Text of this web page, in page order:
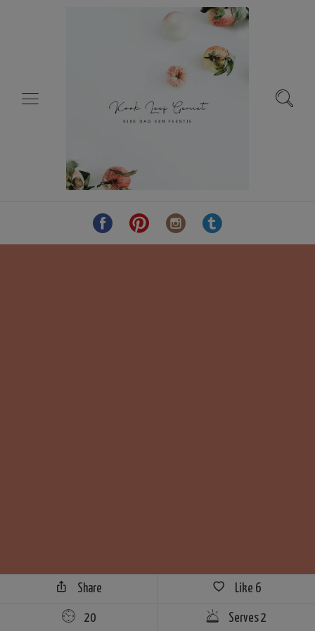
Share Like 6
20 Serves 2